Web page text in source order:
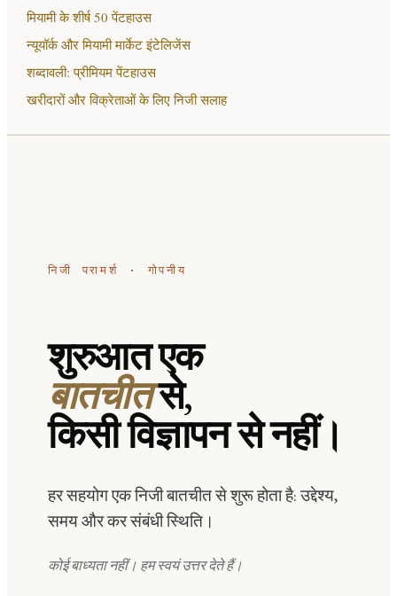
मियामी के शीर्ष 50 पेंटहाउस
न्यूयॉर्क और मियामी मार्केट इंटेलिजेंस
शब्दावली: प्रीमियम पेंटहाउस
खरीदारों और विक्रेताओं के लिए निजी सलाह
निजी परामर्श · गोपनीय
शुरुआत एक
बातचीतसे,
किसी विज्ञापन से नहीं।
हर सहयोग एक निजी बातचीत से शुरू होता है: उद्देश्य,
समय और कर संबंधी स्थिति।
कोई बाध्यता नहीं। हम स्वयं उत्तर देते हैं।